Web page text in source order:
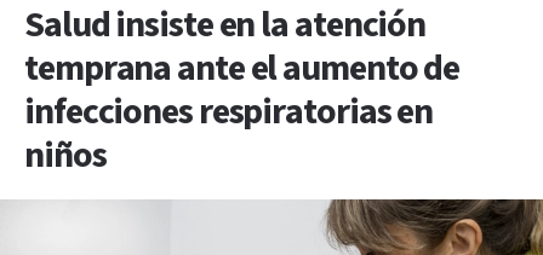
Salud insiste en la atención
temprana ante el aumento de
infecciones respiratorias en
niños